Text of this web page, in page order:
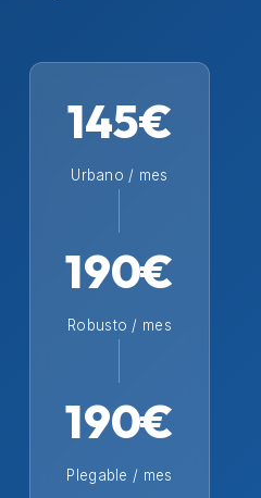
145€
Urbano / mes
190€
Robusto / mes
190€
Plegable / mes